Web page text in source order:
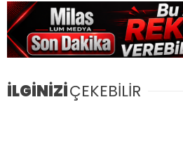
İLGİNİZİÇEKEBİLİR